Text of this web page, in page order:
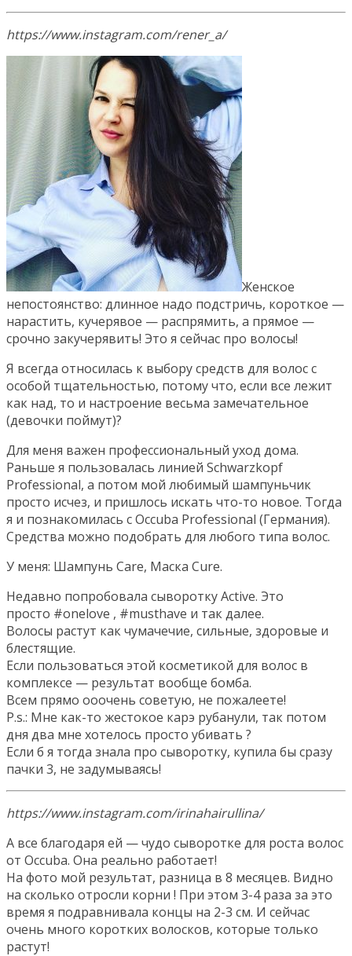
https://www.instagram.com/rener_a/
Женское
непостоянство: длинное надо подстричь, короткое —
нарастить, кучерявое — распрямить, а прямое —
срочно закучерявить! Это я сейчас про волосы!
Я всегда относилась к выбору средств для волос с
особой тщательностью, потому что, если все лежит
как над, то и настроение весьма замечательное
(девочки поймут)?
Для меня важен профессиональный уход дома.
Раньше я пользовалась линией Schwarzkopf
Professional, а потом мой любимый шампуньчик
просто исчез, и пришлось искать что-то новое. Тогда
я и познакомилась с Occuba Professional (Германия).
Средства можно подобрать для любого типа волос.
У меня: Шампунь Care, Маска Cure.
Недавно попробовала сыворотку Active. Это
просто #onelove , #musthave и так далее.
Волосы растут как чумачечие, сильные, здоровые и
блестящие.
Если пользоваться этой косметикой для волос в
комплексе — результат вообще бомба.
Всем прямо ооочень советую, не пожалеете!
P.s.: Мне как-то жестокое карэ рубанули, так потом
дня два мне хотелось просто убивать ?
Если б я тогда знала про сыворотку, купила бы сразу
пачки 3, не задумываясь!
https://www.instagram.com/irinahairullina/
А все благодаря ей — чудо сыворотке для роста волос
от Occuba. Она реально работает!
На фото мой результат, разница в 8 месяцев. Видно
на сколько отросли корни ! При этом 3-4 раза за это
время я подравнивала концы на 2-3 см. И сейчас
очень много коротких волосков, которые только
растут!